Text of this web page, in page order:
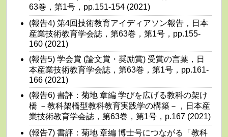
63巻，第1号，pp.151-154 (2021)
(報告4) 第4回技術教育アイディアソン報告，日本
産業技術教育学会誌，第63巻，第1号，pp.155-
160 (2021)
(報告5) 学会賞 (論文賞・奨励賞) 受賞の言葉，日
本産業技術教育学会誌，第63巻，第1号，pp.161-
166 (2021)
(報告6) 書評：菊地 章編 学びを広げる教科の架け
橋 －教科架橋型教科教育実践学の構築－，日本産
業技術教育学会誌，第63巻，第1号，p.167 (2021)
(報告7) 書評：菊地 章編 博士号につながる「教科